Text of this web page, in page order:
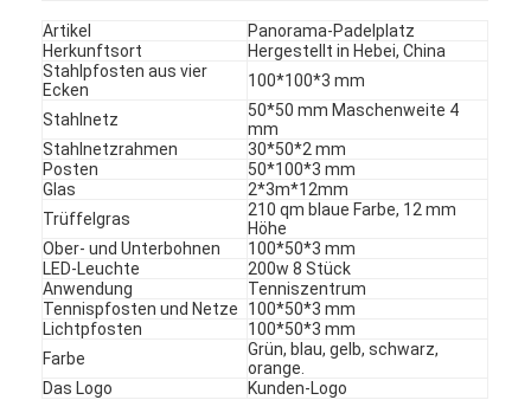
Fabrik Tour
Qualitätskontrolle
Kontakt
Nachrichten
Jetzt Chatten
X-Tend-Gitter aus Edelstahl
Extruder-Filtersieb
Artikel
Panorama-Padelplatz
Herkunftsort
Hergestellt in Hebei, China
Stahlpfosten aus vier
Ecken
100*100*3 mm
Stahlnetz
50*50 mm Maschenweite 4
mm
Stahlnetzrahmen
30*50*2 mm
Posten
50*100*3 mm
Glas
2*3m*12mm
Trüffelgras
210 qm blaue Farbe, 12 mm
Höhe
Ober- und Unterbohnen
100*50*3 mm
LED-Leuchte
200w 8 Stück
Anwendung
Tenniszentrum
Tennispfosten und Netze
100*50*3 mm
Lichtpfosten
100*50*3 mm
Farbe
Grün, blau, gelb, schwarz,
orange.
Das Logo
Kunden-Logo